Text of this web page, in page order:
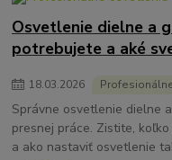
Osvetlenie dielne a
potrebujete a aké
18.03.2026
Správne osvetlenie dielne
presnej práce. Zistite,
a ako nastaviť osvetlenie